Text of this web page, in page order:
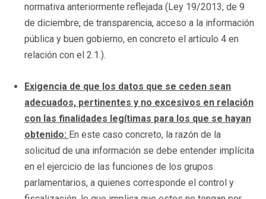
normativa anteriormente reflejada (Ley 19/2013, de 9
de diciembre, de transparencia, acceso a la información
pública y buen gobierno, en concreto el artículo 4 en
relación con el 2.1.).
Exigencia de que los datos que se ceden sean
adecuados, pertinentes y no excesivos en relación
con las finalidades legítimas para los que se hayan
obtenido: En este caso concreto, la razón de la
solicitud de una información se debe entender implícita
en el ejercicio de las funciones de los grupos
parlamentarios, a quienes corresponde el control y